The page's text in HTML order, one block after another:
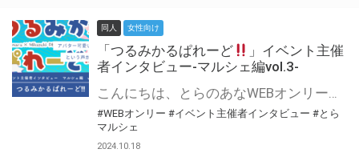
同人 女性向け
「つるみかるぱれーど
」イベント主催
者インタビュー-マルシェ編vol.3-
こんにちは、とらのあなWEBオンリー運営スタッフです。 新たにお届けする、イベント主催者インタビュー-マルシェ編-は、 とらのあなWEBオンリー「マルシェ」をご利用した主催様に 「マルシェ」を使って開催した感想や心がけをお聞きする企画です。 今回は、WEBオンリー初開催「つるみかるぱれーど
#WEBオンリー #イベント主催者インタビュー #とら
マルシェ
2024.10.18